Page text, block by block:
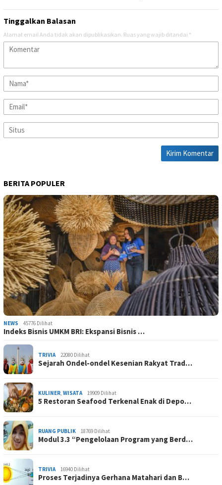
Tinggalkan Balasan
Alamat email Anda tidak akan dipublikasikan. Ruas yang wajib ditandai *
BERITA POPULER
NEWS 45776 Dilihat
Indeks Bisnis UMKM BRI: Ekspansi Bisnis …
TRIVIA 22080 Dilihat
Sejarah Ondel-ondel Kesenian Rakyat Trad…
KULINER, WISATA 19909 Dilihat
5 Restoran Seafood Terkenal Enak di Depo…
RUANG PUBLIK 18769 Dilihat
Modul 3.3 “Pengelolaan Program yang Berd…
TRIVIA 16940 Dilihat
Proses Terjadinya Gerhana Matahari dan B…